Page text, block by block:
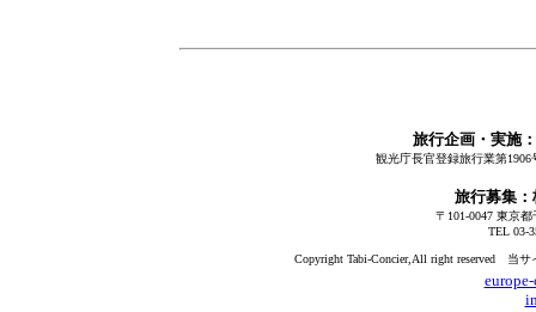
旅行企画・実
観光庁長官登録旅行業第
旅行募集
〒101-0047 東京
TEL 03-
Copyright Tabi-Concier,All right reserved 当